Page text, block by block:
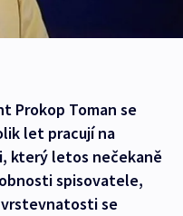
Prokop Toman se
let pracují na
který letos nečekaně
spisovatele,
se